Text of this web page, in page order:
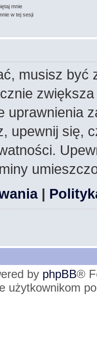
mnie
w tej sesji
musisz być
uprawnienia
upewnij się,
|
by phpBB®
użytkownikom